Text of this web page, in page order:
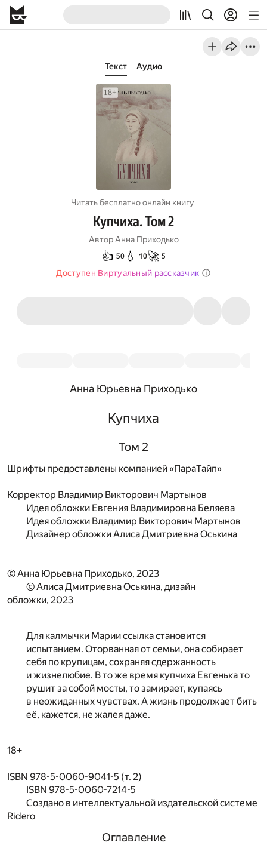
Текст Аудио
Читать бесплатно онлайн книгу
Купчиха. Том 2
Автор Анна Приходько
👍 50💧 10🚀 5
Доступен Виртуальный рассказчик
Анна Юрьевна Приходько
Купчиха
Том 2
Шрифты предоставлены компанией «ПараТайп»
Корректор Владимир Викторович Мартынов
Идея обложки Евгения Владимировна Беляева
Идея обложки Владимир Викторович Мартынов
Дизайнер обложкиАлиса Дмитриевна Оськина
© Анна Юрьевна Приходько, 2023
© Алиса Дмитриевна Оськина, дизайн
обложки, 2023
Для калмычки Марии ссылка становится
испытанием. Оторванная от семьи, она собирает
себя по крупицам, сохраняя сдержанность
и жизнелюбие. В то же время купчиха Евгенька то
рушит за собой мосты, то замирает, купаясь
в неожиданных чувствах. А жизнь продолжает бить
её, кажется, не жалея даже.
18+
ISBN 978-5-0060-9041-5 (т. 2)
ISBN 978-5-0060-7214-5
Создано в интеллектуальной издательской системе
Ridero
Оглавление